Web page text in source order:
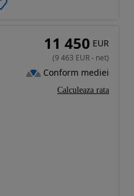
11 450 EUR
(9 463 EUR- net)
Conform mediei
Calculeaza rata